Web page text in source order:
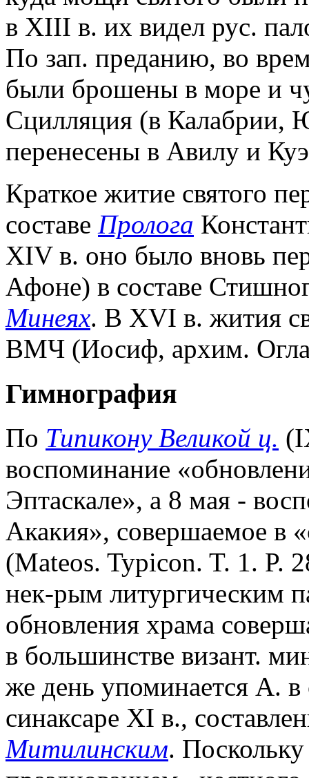
в XIII в. их видел рус.
По зап. преданию, во
были брошены в море и
Сцилляция (в Калабрии,
перенесены в Авилу и
Краткое житие святого
составе Пролога
XIV в. оно было вновь
Афоне) в составе
Минеях. В XVI в. жития
ВМЧ (Иосиф, архим.
Гимнография
По Типикону Великой ц.
воспоминание
Эптаскале», а 8 мая -
Акакия», совершаемое в
(Mateos. Typicon. T. 1. P.
нек-рым литургическим
обновления храма
в большинстве визант.
же день упоминается А.
синаксаре XI в.,
Митилинским.